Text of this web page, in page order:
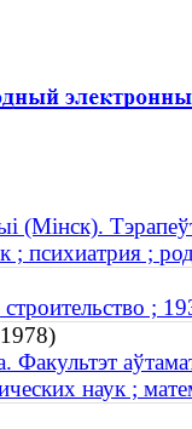
(Мінск).
; психиатрия ;
;
Факультэт
наук ;